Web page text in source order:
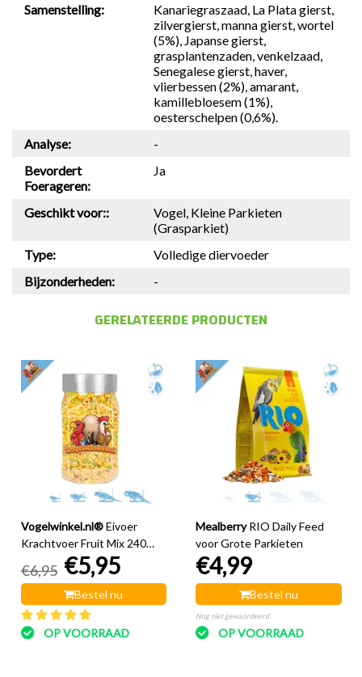
Samenstelling:
Kanariegraszaad, La Plata gierst,
zilvergierst, manna gierst, wortel
(5%), Japanse gierst,
grasplantenzaden, venkelzaad,
Senegalese gierst, haver,
vlierbessen (2%), amarant,
kamillebloesem (1%),
oesterschelpen (0,6%).
Analyse:
-
Bevordert
Foerageren:
Ja
Geschikt voor::
Vogel, Kleine Parkieten
(Grasparkiet)
Type:
Volledige diervoeder
Bijzonderheden:
-
GERELATEERDE PRODUCTEN
Vogelwinkel.nl® Eivoer
Krachtvoer Fruit Mix 240
€6,95 €5,95
Bestel nu
OP VOORRAAD
Mealberry RIO Daily Feed
voor Grote Parkieten
€4,99
Bestel nu
Nog niet gewaardeerd
OP VOORRAAD